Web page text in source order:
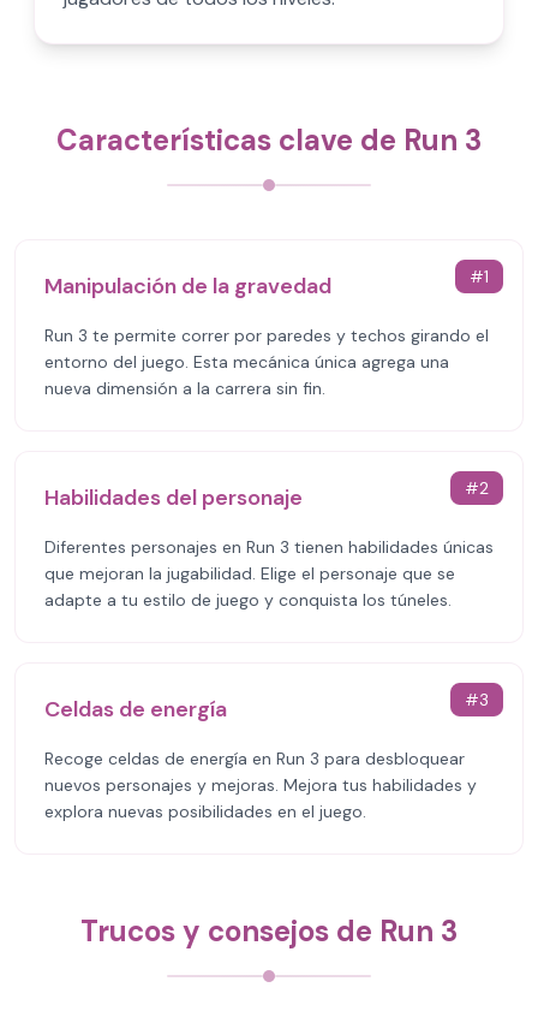
Características clave de Run 3
#1
Manipulación de la gravedad
Run 3 te permite correr por paredes y techos girando el
entorno del juego. Esta mecánica única agrega una
nueva dimensión a la carrera sin fin.
#2
Habilidades del personaje
Diferentes personajes en Run 3 tienen habilidades únicas
que mejoran la jugabilidad. Elige el personaje que se
adapte a tu estilo de juego y conquista los túneles.
#3
Celdas de energía
Recoge celdas de energía en Run 3 para desbloquear
nuevos personajes y mejoras. Mejora tus habilidades y
explora nuevas posibilidades en el juego.
Trucos y consejos de Run 3